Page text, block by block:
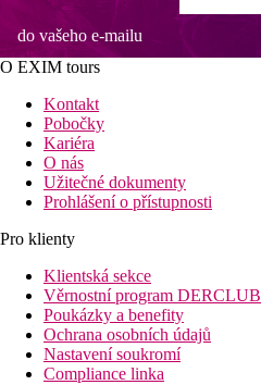
do vašeho e-mailu
O EXIM tours
Kontakt
Pobočky
Kariéra
O nás
Užitečné dokumenty
Prohlášení o přístupnosti
Pro klienty
Klientská sekce
Věrnostní program DERCLUB
Poukázky a benefity
Ochrana osobních údajů
Nastavení soukromí
Compliance linka